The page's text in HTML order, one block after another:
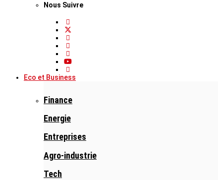
Nous Suivre
Eco et Business
Finance
Energie
Entreprises
Agro-industrie
Tech